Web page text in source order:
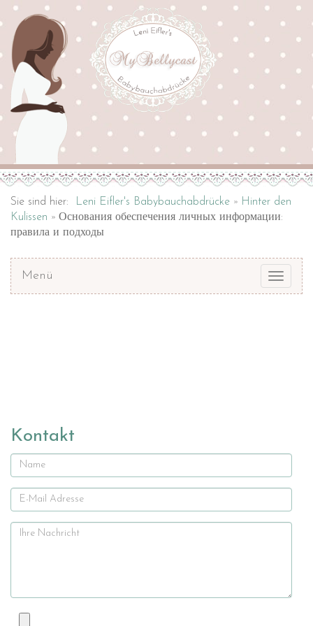
Sie sind hier: Leni Eifler's Babybauchabdrücke
Hinter den
Kulissen
Основания обеспечения личных информации:
правила и подходы
Toggle
Menü
Kontakt
Name
E-
Mail
Ihre
Datei